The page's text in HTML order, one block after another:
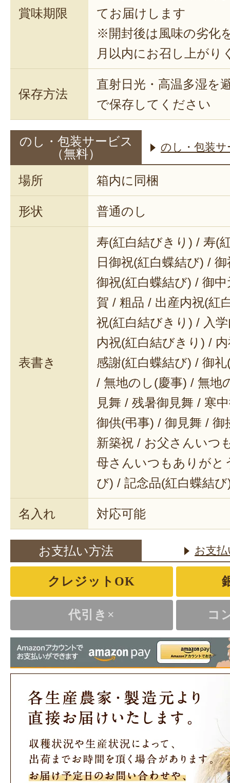
賞味期限
てお届けします
※開封後は風味の劣化
月以内にお召し上がり
保存方法
直射日光・高温多湿を
で保存してください
のし・包装サービス
（無料）
のし・包装
場所 箱内に同梱
形状 普通のし
表書き
寿(紅白結びきり) / 寿(
日御祝(紅白蝶結び) /
御祝(紅白蝶結び) / 御
賀 / 粗品 / 出産内祝(紅
祝(紅白結びきり) / 入
内祝(紅白結びきり) /
感謝(紅白蝶結び) / 御
/ 無地のし(慶事) / 無地
見舞 / 残暑御見舞 / 寒
御供(弔事) / 御見舞 / 御
新築祝 / お父さんいつ
母さんいつもありがと
び) / 記念品(紅白蝶結び
名入れ 対応可能
お支払い方法 お支
クレジットOK
代引き× コ